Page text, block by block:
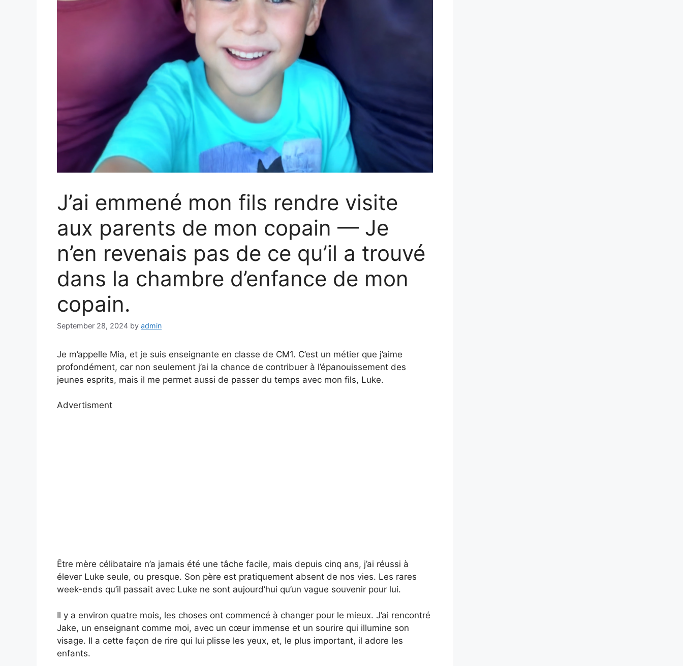
J’ai emmené mon fils rendre visite
aux parents de mon copain — Je
n’en revenais pas de ce qu’il a trouvé
dans la chambre d’enfance de mon
copain.
September 28, 2024 by admin
Je m’appelle Mia, et je suis enseignante en classe de CM1. C’est un métier que j’aime
profondément, car non seulement j’ai la chance de contribuer à l’épanouissement des
jeunes esprits, mais il me permet aussi de passer du temps avec mon fils, Luke.
Advertisment
Être mère célibataire n’a jamais été une tâche facile, mais depuis cinq ans, j’ai réussi à
élever Luke seule, ou presque. Son père est pratiquement absent de nos vies. Les rares
week-ends qu’il passait avec Luke ne sont aujourd’hui qu’un vague souvenir pour lui.
Il y a environ quatre mois, les choses ont commencé à changer pour le mieux. J’ai rencontré
Jake, un enseignant comme moi, avec un cœur immense et un sourire qui illumine son
visage. Il a cette façon de rire qui lui plisse les yeux, et, le plus important, il adore les
enfants.